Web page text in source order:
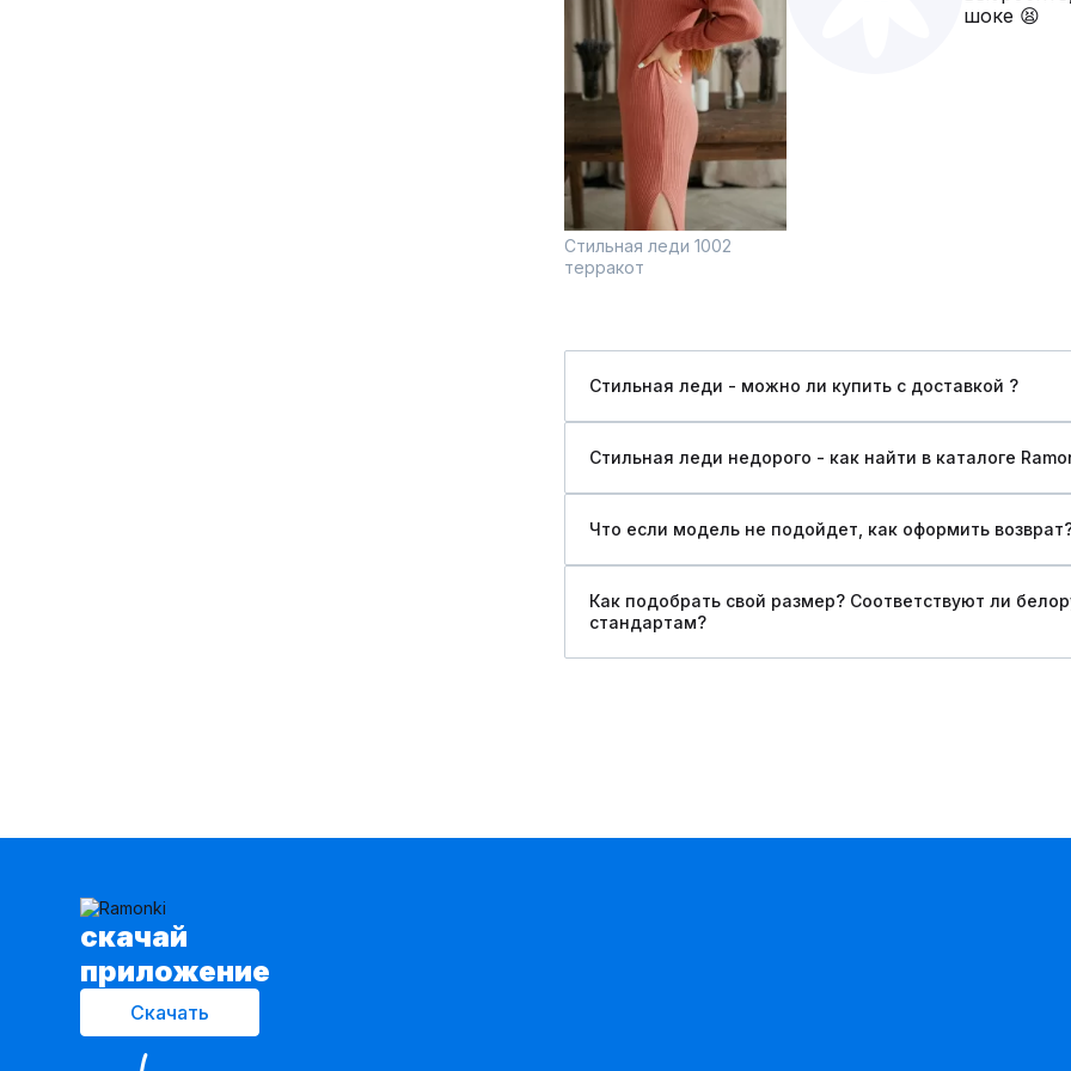
Стильная леди 1002
терракот
шоке 😫
Стильная леди - можно ли купить c доставкой ?
Стильная леди недорого - как найти в каталоге
Что если модель не подойдет, как оформить
Как подобрать свой размер? Соответствуют ли
стандартам?
cкачай
приложение
Скачать